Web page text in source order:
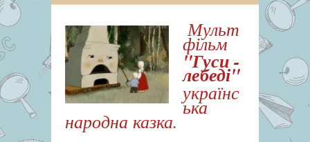
Мульт
фільм
"Гуси -
лебеді"
українс
ька
народна казка.